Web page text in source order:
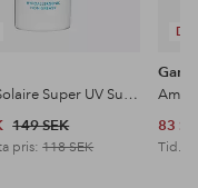
Ambre Solaire Super UV Sun Protection SPF50 For Normal Skin 75Ml
149 SEK
pris:118 SEK
83
Tid.